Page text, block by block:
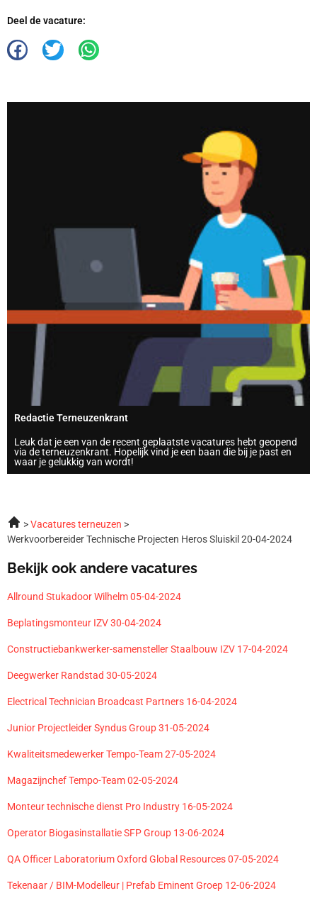
Deel de vacature:
Redactie Terneuzenkrant
Leuk dat je een van de recent geplaatste vacatures hebt geopend
via de terneuzenkrant. Hopelijk vind je een baan die bij je past en
waar je gelukkig van wordt!
Vacatures terneuzen
Werkvoorbereider Technische Projecten Heros Sluiskil 20-04-2024
Bekijk ook andere vacatures
Allround Stukadoor Wilhelm 05-04-2024
Beplatingsmonteur IZV 30-04-2024
Constructiebankwerker-samensteller Staalbouw IZV 17-04-2024
Deegwerker Randstad 30-05-2024
Electrical Technician Broadcast Partners 16-04-2024
Junior Projectleider Syndus Group 31-05-2024
Kwaliteitsmedewerker Tempo-Team 27-05-2024
Magazijnchef Tempo-Team 02-05-2024
Monteur technische dienst Pro Industry 16-05-2024
Operator Biogasinstallatie SFP Group 13-06-2024
QA Officer Laboratorium Oxford Global Resources 07-05-2024
Tekenaar / BIM-Modelleur | Prefab Eminent Groep 12-06-2024